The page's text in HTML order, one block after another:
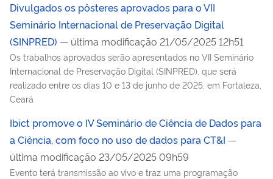
Divulgados os pôsteres aprovados para o VII
Seminário Internacional de Preservação Digital
(SINPRED) — última modificação 21/05/2025 12h51
Os trabalhos aprovados serão apresentados no VII Seminário
Internacional de Preservação Digital (SINPRED), que será
realizado entre os dias 10 e 13 de junho de 2025, em Fortaleza,
Ceará
Ibict promove o IV Seminário de Ciência de Dados para
a Ciência, com foco no uso de dados para CT&I —
última modificação 23/05/2025 09h59
Evento terá transmissão ao vivo e traz uma programação